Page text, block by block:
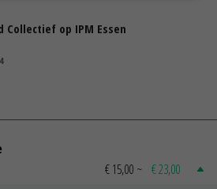
Collectief op IPM Essen
€ 15,00 ~ € 23,00